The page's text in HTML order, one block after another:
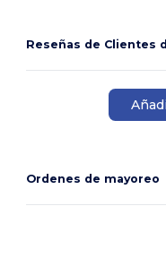
Reseñas de Clientes
Ordenes de mayoreo